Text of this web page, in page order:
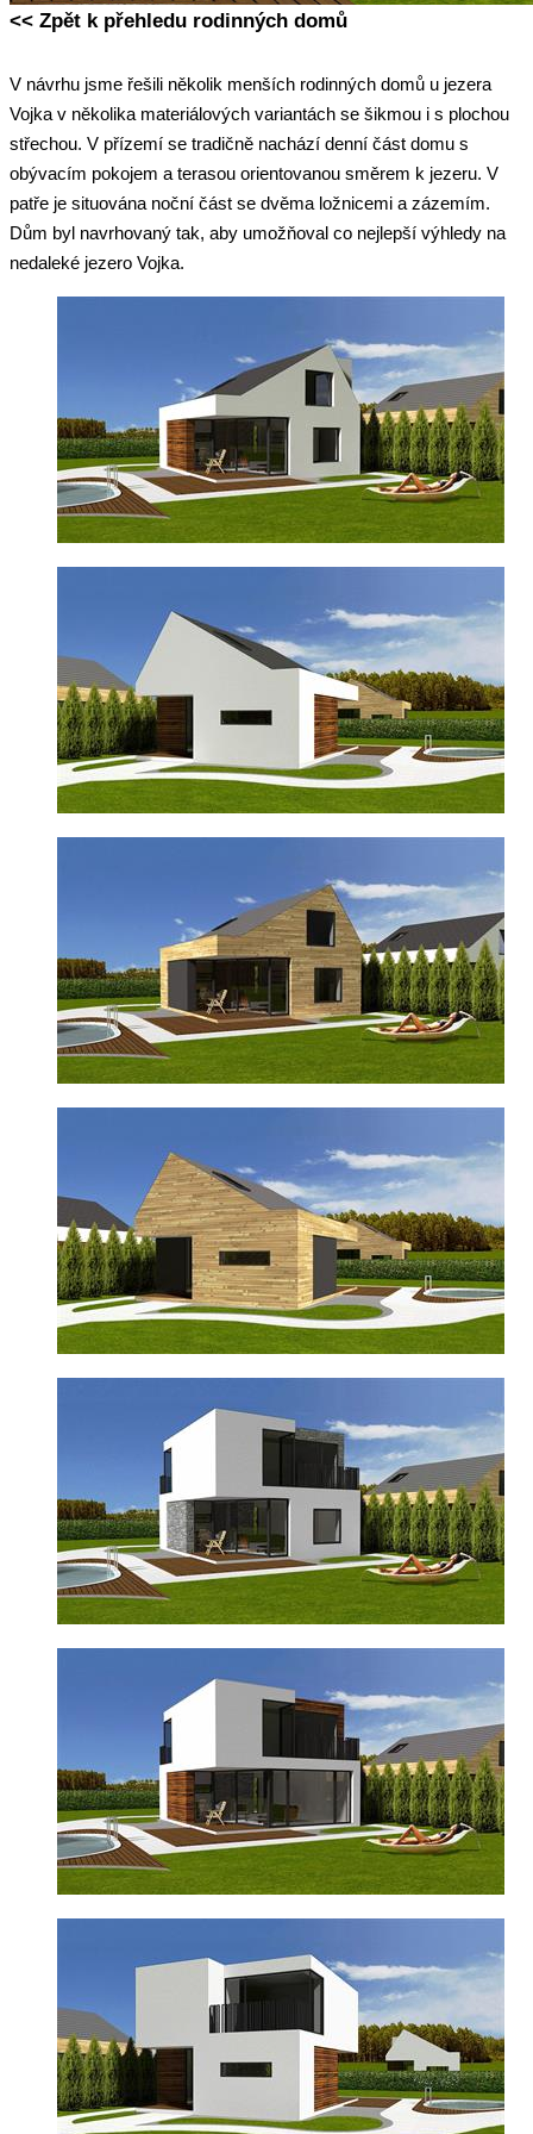
<< Zpět k přehledu rodinných domů
V návrhu jsme řešili několik menších rodinných domů u jezera
Vojka v několika materiálových variantách se šikmou i s plochou
střechou. V přízemí se tradičně nachází denní část domu s
obývacím pokojem a terasou orientovanou směrem k jezeru. V
patře je situována noční část se dvěma ložnicemi a zázemím.
Dům byl navrhovaný tak, aby umožňoval co nejlepší výhledy na
nedaleké jezero Vojka.